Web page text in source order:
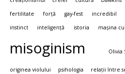
fertilitate
forță gay-fest incredibil
instinct
inteligență istoria mașina
misoginism Olivia
originea violului psihologia relații între